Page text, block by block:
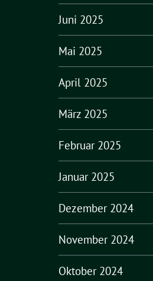
Juni 2025
Mai 2025
April 2025
März 2025
Februar 2025
Januar 2025
Dezember 2024
November 2024
Oktober 2024